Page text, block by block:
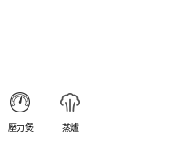
壓力煲 蒸爐